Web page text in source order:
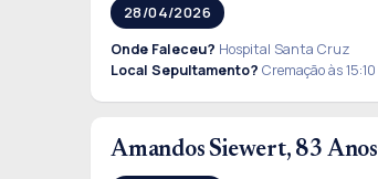
28/04/2026
Onde Faleceu? Hospital Santa Cruz
Local Sepultamento? Cremação às 15:10
Amandos Siewert, 83 Anos